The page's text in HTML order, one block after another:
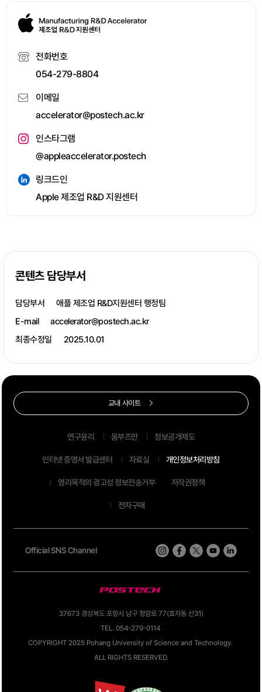
전화번호
054-279-8804
이메일
accelerator@postech.ac.kr
인스타그램
@appleaccelerator.postech
링크드인
Apple 제조업 R&D 지원센터
콘텐츠 담당부서
담당부서
애플 제조업 R&D지원센터 행정팀
E-mail
accelerator@postech.ac.kr
최종수정일
2025.10.01
37673 경상북도 포항시 남구 청암로 77(효자동 산31)
TEL. 054-279-0114
COPYRIGHT 2025 Pohang University of Science and Technology.
ALL RIGHTS RESERVED.
Official SNS Channel
연구윤리 옴부즈만 정보공개제도
인터넷 증명서 발급센터 자료실 개인정보처리방침
영리목적의 광고성 정보전송거부 저작권정책
전자구매
교내 사이트